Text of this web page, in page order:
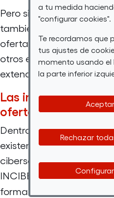
a tu medida
"configurar cookies".
Te recordamos que
tus ajustes de
momento usando
la parte inferior
Rechazar
Pero si lo que buscas
también tienes
oferta puedes encontrar
otros en los que
extendida,robóticao
Las instituciones
oferta de Por
Dentro de la oferta de
existen ahora mismo
ciberseguridad. Gracias
INCIBE puedes
formarte para integrar un